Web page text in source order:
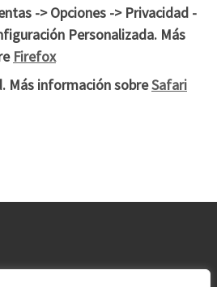
-> Opciones -> Privacidad -
Personalizada. Más
Firefox
Más información sobreSafari